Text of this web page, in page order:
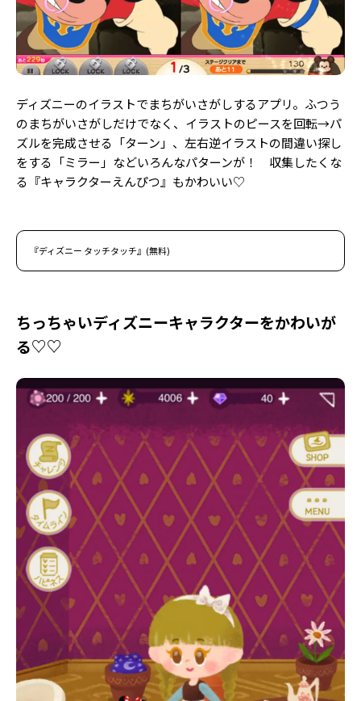
Follow us
新規会員登録・ログイン
ディズニーのイラストでまちがいさがしするアプリ。ふつう
のまちがいさがしだけでなく、イラストのピースを回転→パ
ズルを完成させる「ターン」、左右逆イラストの間違い探し
をする「ミラー」などいろんなパターンが！ 収集したくな
る『キャラクターえんぴつ』もかわいい♡
『ディズニー タッチタッチ』(無料)
ちっちゃいディズニーキャラクターをかわいが
る♡♡